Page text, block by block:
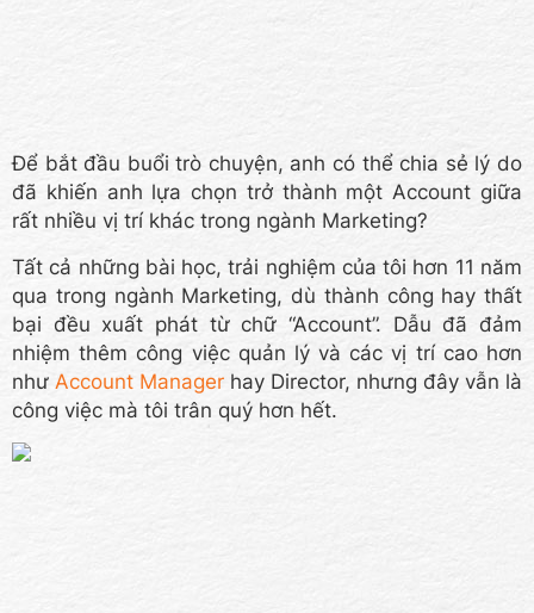
Để bắt đầu buổi trò chuyện, anh có thể chia sẻ lý do
đã khiến anh lựa chọn trở thành một Account giữa
rất nhiều vị trí khác trong ngành Marketing?
Tất cả những bài học, trải nghiệm của tôi hơn 11 năm
qua trong ngành Marketing, dù thành công hay thất
bại đều xuất phát từ chữ “Account”. Dẫu đã đảm
nhiệm thêm công việc quản lý và các vị trí cao hơn
như Account Manager hay Director, nhưng đây vẫn là
công việc mà tôi trân quý hơn hết.